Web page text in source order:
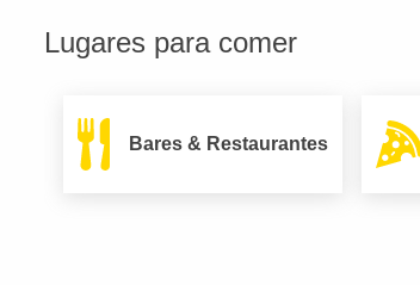
Lugares para comer
Bares & Restaurantes